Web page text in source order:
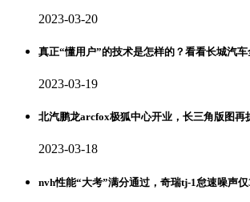
2023-03-20
真正“懂用户”的技术是怎样的？看看长城汽车
2023-03-19
北汽鹏龙arcfox极狐中心开业，长三角版图再
2023-03-18
nvh性能“大考”满分通过，奇瑞tj-1怠速噪声仅